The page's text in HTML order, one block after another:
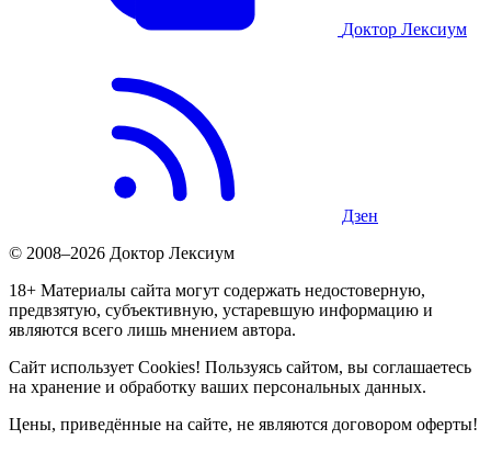
Доктор Лексиум
Дзен
© 2008–2026 Доктор Лексиум
18+ Материалы сайта могут содержать недостоверную,
предвзятую, субъективную, устаревшую информацию и
являются всего лишь мнением автора.
Сайт использует Cookies! Пользуясь сайтом, вы соглашаетесь
на хранение и обработку ваших персональных данных.
Цены, приведённые на сайте, не являются договором оферты!